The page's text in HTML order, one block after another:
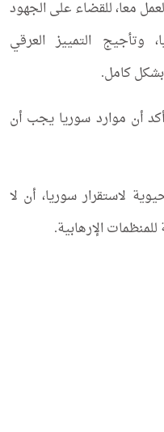
معا، للقضاء على الجهود
وتأجيج التمييز العرقي
كامل.
أن موارد سوريا يجب أن
لاستقرار سوريا، أن لا
الإرهابية.